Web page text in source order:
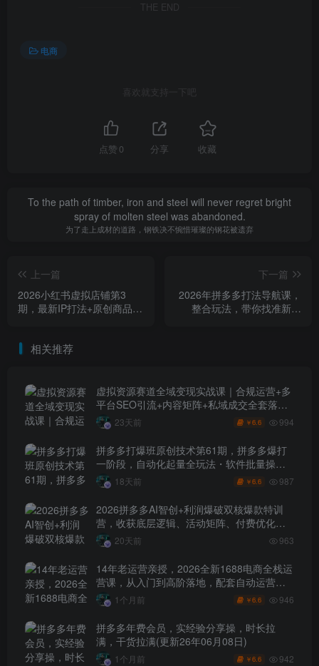
THE END
电商
喜欢就支持一下吧
点赞 0 分享 收藏
To the path of timber, iron and steel will never regret bright
spray of molten steel was abandoned.
为了走上成材的道路，钢铁决不惋惜璀璨的钢花被遗弃
上一篇
2026小红书虚拟店铺第3
期，最新IP打法+原创商品，
下一篇
2026年拼多多打法导航课，
整合玩法，带你找准新方
相关推荐
虚拟资源赛道全域变现实战课｜合规运营+多
平台SEO引流+内容矩阵+私域成交全套落地
玩法23天前 ￥6.6 994
拼多多打爆班原创技术第61期，拼多多爆打
一阶段，自动化起量全玩法・软件批量操
作・投产优化・大促矩阵实战课
18天前 ￥6.6 987
2026拼多多AI智创+利润爆破双核爆款特训
营，收获底层逻辑、活动矩阵、付费优化、
0-1打爆SOP
20天前 963
14年老运营亲授，2026全新1688电商全栈运
营课，从入门到高阶落地，配套自动运营表
+工具包+直播诊断等
1个月前 ￥6.6 946
拼多多年费会员，实经验分享操，时长拉
满，干货拉满(更新26年06月08日)
1个月前 ￥6.6 942